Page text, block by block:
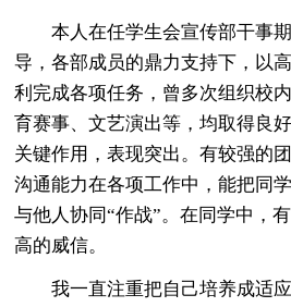
本人在任学生会宣传部干事
导，各部成员的鼎力支持下，以
利完成各项任务，曾多次组织校
育赛事、文艺演出等，均取得良
关键作用，表现突出。有较强的
沟通能力在各项工作中，能把同
与他人协同“作战”。在同学中，
高的威信。
我一直注重把自己培养成适